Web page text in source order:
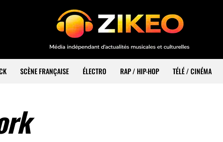
SCÈNE FRANÇAISE ÉLECTRO RAP / HIP-HOP TÉLÉ / CINÉMA